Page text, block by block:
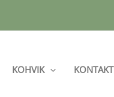
KOHVIK KONTAKT